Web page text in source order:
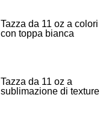
Tazza da 11 oz a colori
con toppa bianca
Tazza da 11 oz a
sublimazione di texture